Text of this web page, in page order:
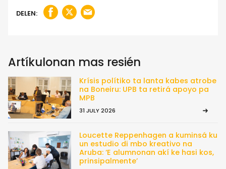
DELEN:
Artíkulonan mas resién
Krísis polítiko ta lanta kabes atrobe
na Boneiru: UPB ta retirá apoyo pa
MPB
31 JULY 2026
Loucette Reppenhagen a kuminsá ku
un estudio di mbo kreativo na
Aruba: ‘E alumnonan akí ke hasi kos,
prinsipalmente’